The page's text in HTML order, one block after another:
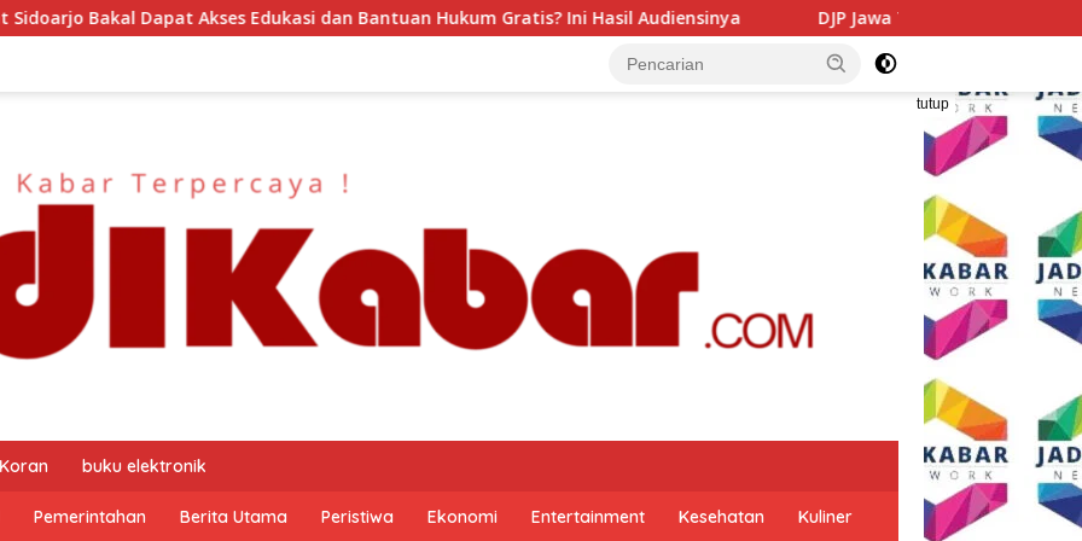
dan Bantuan Hukum Gratis? Ini Hasil Audiensinya DJP Jawa Timur Gandeng GP Ansor Tingkatkan Literasi Pajak
tutup
buku elektronik
Pemerintahan Berita Utama Peristiwa Ekonomi Entertainment Kesehatan Kuliner